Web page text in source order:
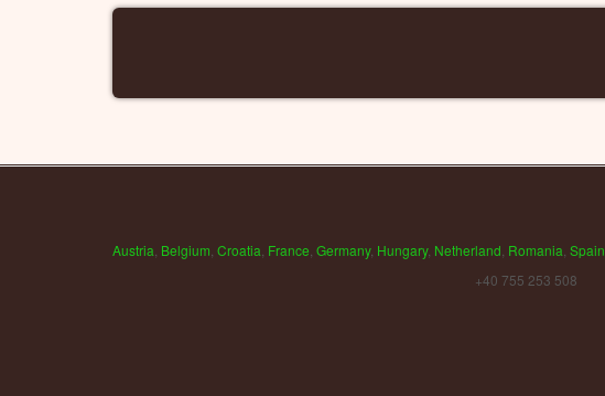
Austria Belgium Croatia France Germany, Hungary, Netherland Romania Spain
+40 755 253 508